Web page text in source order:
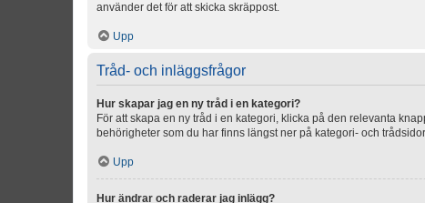
använder det för att skicka skräppost.
Upp
Tråd- och inläggsfrågor
Hur skapar jag en ny tråd i en kategori?
För att skapa en ny tråd i en kategori, klicka på den relevanta
behörigheter som du har finns längst ner på kategori- och
Upp
Hur ändrar och raderar jag inlägg?